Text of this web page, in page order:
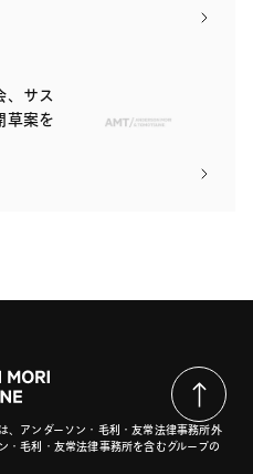
、サス
草案を
、アンダーソン・毛利・友常法律事務所外
・毛利・友常法律事務所を含むグループの